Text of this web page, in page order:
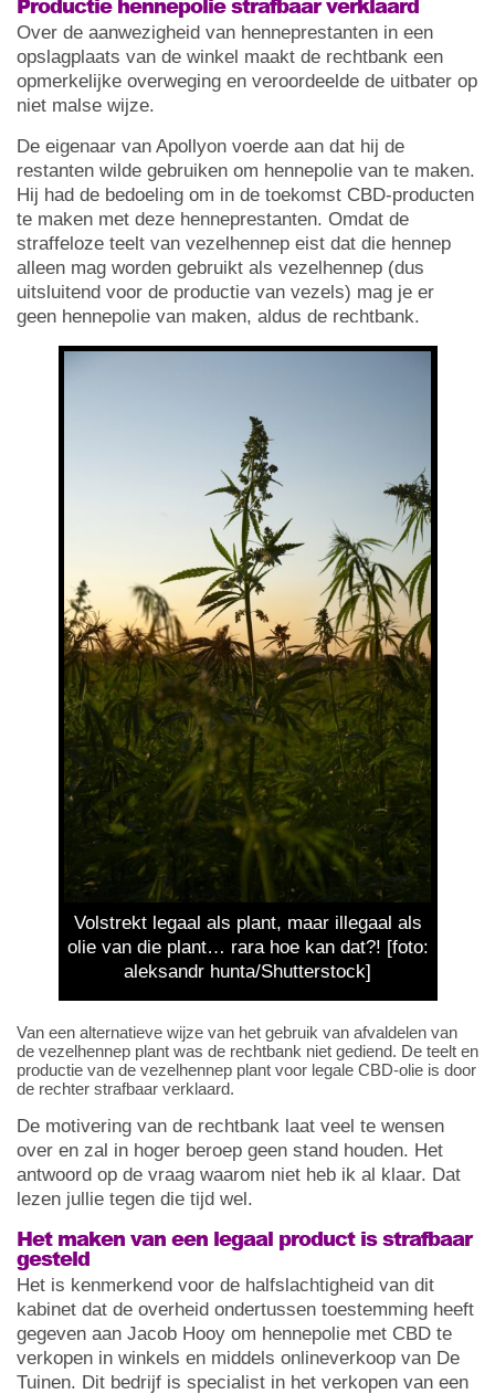
Over de aanwezigheid van henneprestanten in een
opslagplaats van de winkel maakt de rechtbank een
opmerkelijke overweging en veroordeelde de uitbater op
niet malse wijze.
De eigenaar van Apollyon voerde aan dat hij de
restanten wilde gebruiken om hennepolie van te maken.
Hij had de bedoeling om in de toekomst CBD-producten
te maken met deze henneprestanten. Omdat de
straffeloze teelt van vezelhennep eist dat die hennep
alleen mag worden gebruikt als vezelhennep (dus
uitsluitend voor de productie van vezels) mag je er
geen hennepolie van maken, aldus de rechtbank.
Volstrekt legaal als plant, maar illegaal als
olie van die plant… rara hoe kan dat?! [foto:
aleksandr hunta/Shutterstock]
Van een alternatieve wijze van het gebruik van afvaldelen van
de vezelhennep plant was de rechtbank niet gediend. De teelt en
productie van de vezelhennep plant voor legale CBD-olie is door
de rechter strafbaar verklaard.
De motivering van de rechtbank laat veel te wensen
over en zal in hoger beroep geen stand houden. Het
antwoord op de vraag waarom niet heb ik al klaar. Dat
lezen jullie tegen die tijd wel.
Het maken van een legaal product is strafbaar
gesteld
Het is kenmerkend voor de halfslachtigheid van dit
kabinet dat de overheid ondertussen toestemming heeft
gegeven aan Jacob Hooy om hennepolie met CBD te
verkopen in winkels en middels onlineverkoop van De
Tuinen. Dit bedrijf is specialist in het verkopen van een